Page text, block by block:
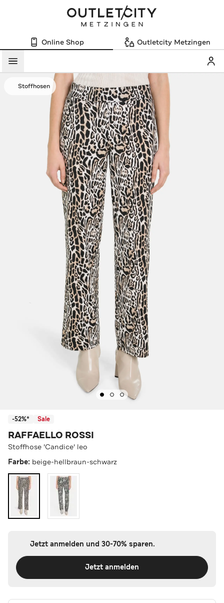
Online Shop Outletcity Metzingen
Menü
Stoffhosen
-52%* Sale
RAFFAELLO ROSSI
Stoffhose 'Candice' leo
Farbe: beige-hellbraun-schwarz
Jetzt anmelden und 30-70% sparen.
Jetzt anmelden